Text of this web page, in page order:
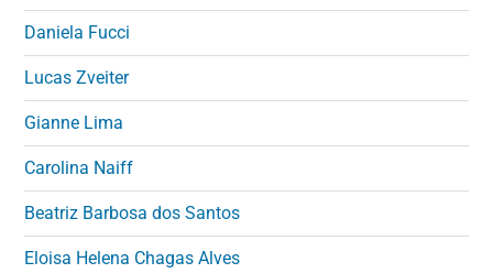
Daniela Fucci
Lucas Zveiter
Gianne Lima
Carolina Naiff
Beatriz Barbosa dos Santos
Eloisa Helena Chagas Alves